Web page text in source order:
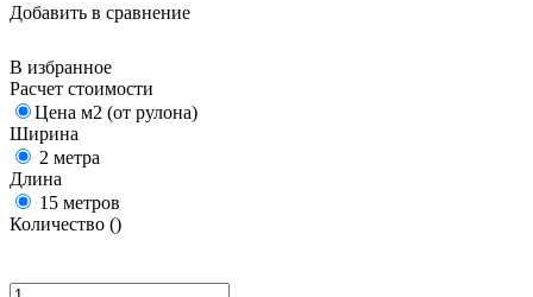
Добавить в сравнение
В избранное
Расчет стоимости
Цена м2 (от рулона)
Ширина
2 метра
Длина
15 метров
Количество ()